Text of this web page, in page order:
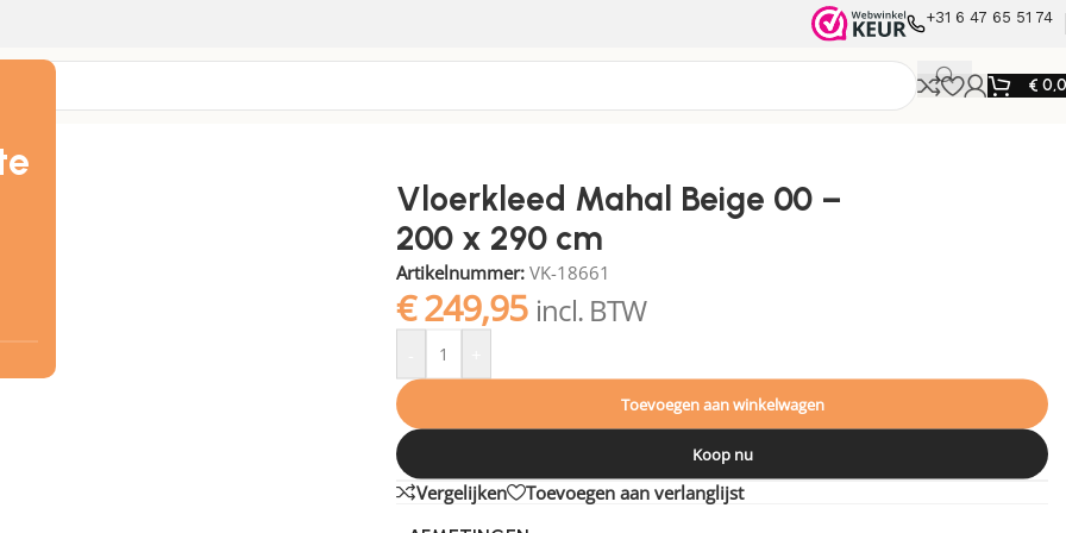
+31 6 47 65 51 74
€
Vloerkleed Mahal Beige 00 –
200 x 290 cm
Artikelnummer:VK-18661
€249,95 incl. BTW
Toevoegen aan winkelwagen
Koop nu
Vergelijken Toevoegen aan verlanglijst